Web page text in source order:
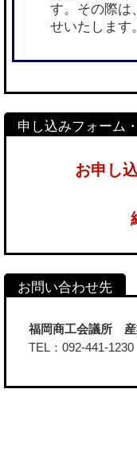
す。その際は
せいたします。
お申し
福岡商工会議所
TEL：092-441-